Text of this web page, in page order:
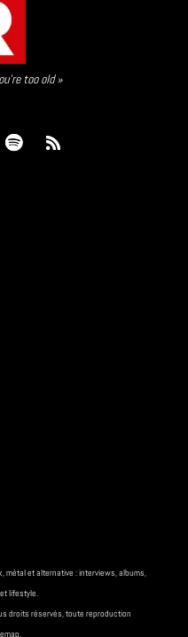
too old »
, métal et alternative : interviews,albums,
lifestyle.
droits réservés, toute reproduction
.